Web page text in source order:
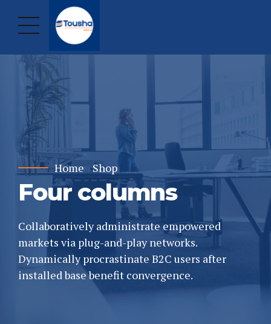
Home Shop
Four columns
Collaboratively administrate empowered
markets via plug-and-play networks.
Dynamically procrastinate B2C users after
installed base benefit convergence.